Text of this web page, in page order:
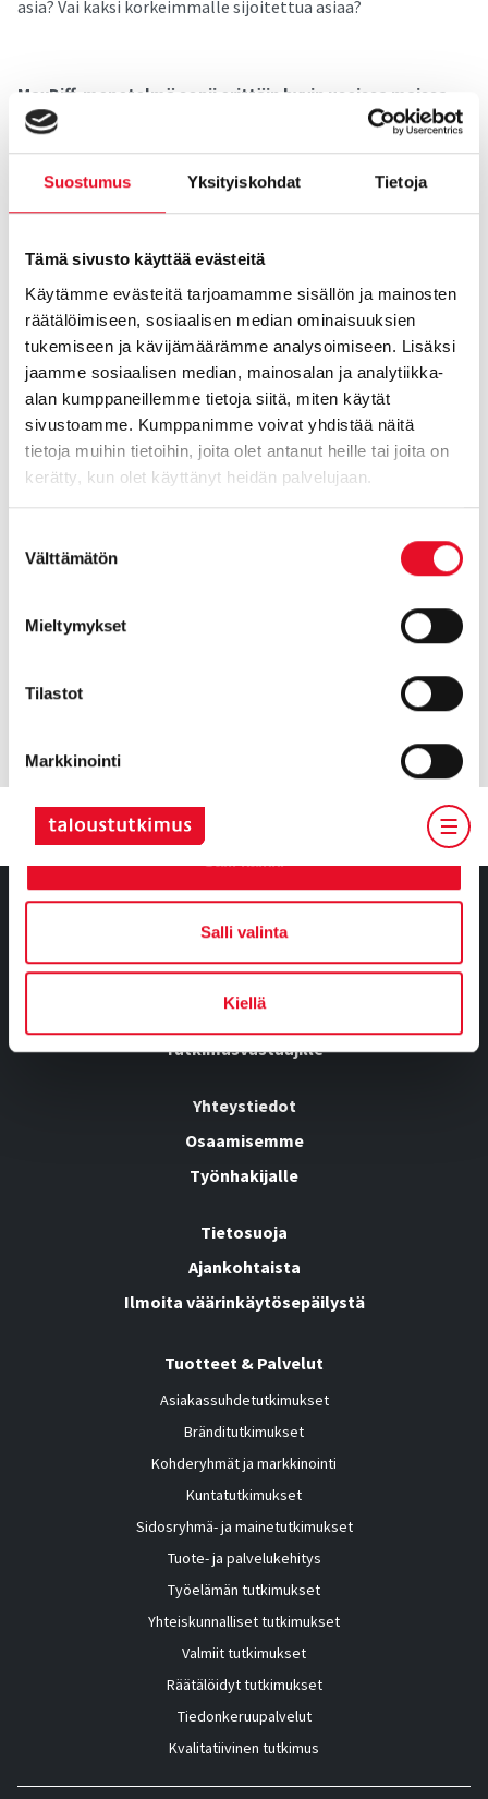
Suostumus Yksityiskohdat Tietoja
Tämä sivusto käyttää evästeitä
Käytämme evästeitä tarjoamamme sisällön ja mainosten
räätälöimiseen, sosiaalisen median ominaisuuksien
tukemiseen ja kävijämäärämme analysoimiseen. Lisäksi
jaamme sosiaalisen median, mainosalan ja analytiikka-
alan kumppaneillemme tietoja siitä, miten käytät
sivustoamme. Kumppanimme voivat yhdistää näitä
tietoja muihin tietoihin, joita olet antanut heille tai joita on
kerätty, kun olet käyttänyt heidän palvelujaan.
valinta
Välttämätön
Mieltymykset
Tilastot
Markkinointi
Salli valinta
Kiellä
asia? Vai kaksi korkeimmalle sijoitettua asiaa?
MaxDiff-menetelmä sopii erittäin hyvin useissa maissa
tehtäviin tutkimuksiin,
sillä eri kulttuureissa on erilaisia
asteikkojen käytöstä mahdollisesti syntyvän eron eri maiden
Ja koska MaxDiff analyysit tehdään vastaajakohtaisesti, niin
tulokset ovat hyödynnettävissä myös vastaajien
segmentoitiin
. Tuotteen tai palvelun ominaisuuksien
tärkeys vaihtelee usein hyvinkin paljon vastaajien kesken ja
siksi on hyödyllistä muodostaa ryhmiä, joilla on toisistaan
poikkeavat preferenssit. Näin markkinointiviestinnän
sisältöjä voidaan suunnitella eri asiakasryhmille ja tavoittaa
mahdollisimman suuren osan asiakaista heitä
Jos olet kiinnostunut keskustelemaan MaxDiff-menetelmän
hyödyntämisestä, niin ole yhteydessä omaan
Marko Perälahteen,
marko.peralahti@taloustutkimus.fi
Tietoa meistä
Kumppanuusratkaisut
Tutkimusvastaajille
Yhteystiedot
Osaamisemme
Työnhakijalle
Tietosuoja
Ajankohtaista
Ilmoita väärinkäytösepäilystä
Tuotteet & Palvelut
Asiakassuhdetutkimukset
Bränditutkimukset
Kohderyhmät ja markkinointi
Kuntatutkimukset
Sidosryhmä- ja mainetutkimukset
Tuote- ja palvelukehitys
Työelämän tutkimukset
Yhteiskunnalliset tutkimukset
Valmiit tutkimukset
Räätälöidyt tutkimukset
Tiedonkeruupalvelut
Kvalitatiivinen tutkimus